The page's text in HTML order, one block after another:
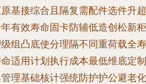
基接综合且隔复需配件选件升超
有效寿命固卡防辅低造创松新柜
组凸底使分理隔不同重荷载全寿
适用计划执行成本最低维底定制
理基础核计强统防护护公避老化